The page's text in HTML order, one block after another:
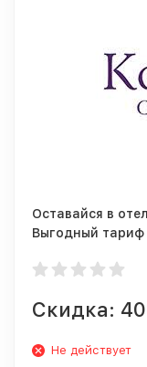
Оставайся в
Выгодный тариф
Скидка:
Не действует